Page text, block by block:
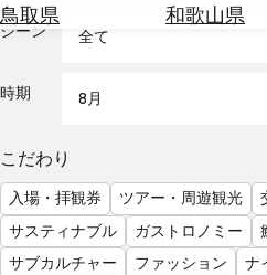
鳥取県
和歌山県
を
る
気
を
見
る
シーン 全て
時期 8月
こだわり
入場・拝観券 ツアー・周遊観光
サスティナブル
ガストロノミー
サブカルチャー
ファッション
ナ